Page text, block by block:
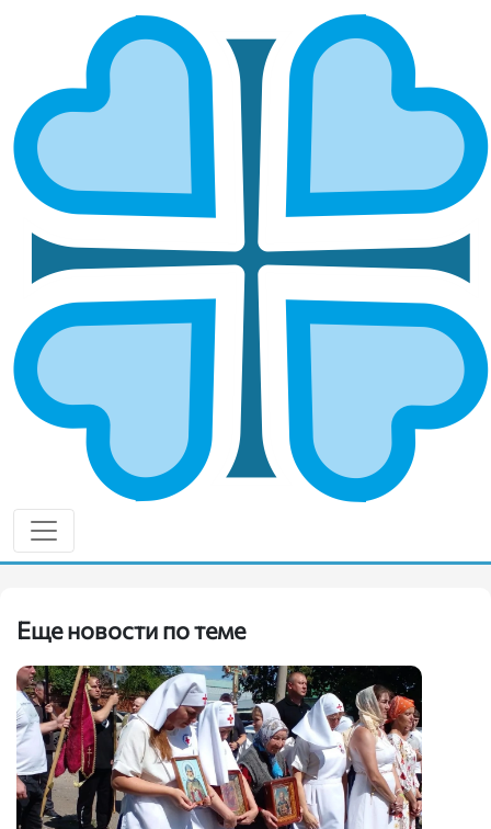
САМАРСКАЯ
ГЛАВНАЯ МИТРОПОЛИИ САМАРСКАЯ
Кинельская и
Отрадненская и
Самарская и
Новокуйбышевск
Сызранская и
Шигонская
Тольяттинская и
Жигулевская
Еще новости по теме